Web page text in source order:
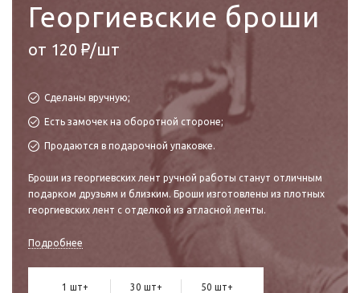
Георгиевские броши
от 120 ₽/шт
Сделаны вручную;
Есть замочек на оборотной стороне;
Продаются в подарочной упаковке.
Броши из георгиевских лент ручной работы станут отличным
подарком друзьям и близким. Броши изготовлены из плотных
георгиевских лент с отделкой из атласной ленты.
Подробнее
1 шт+ 30 шт+ 50 шт+